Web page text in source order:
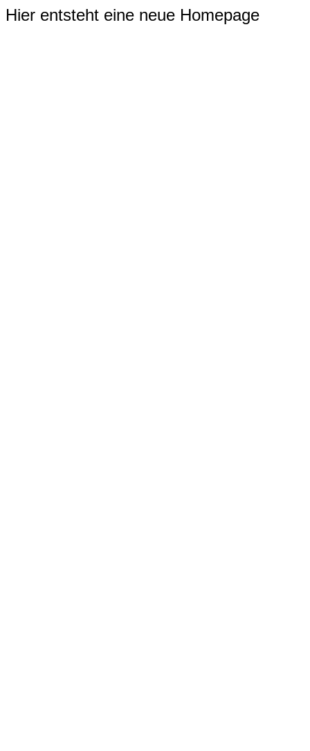
Hier entsteht eine neue Homepage